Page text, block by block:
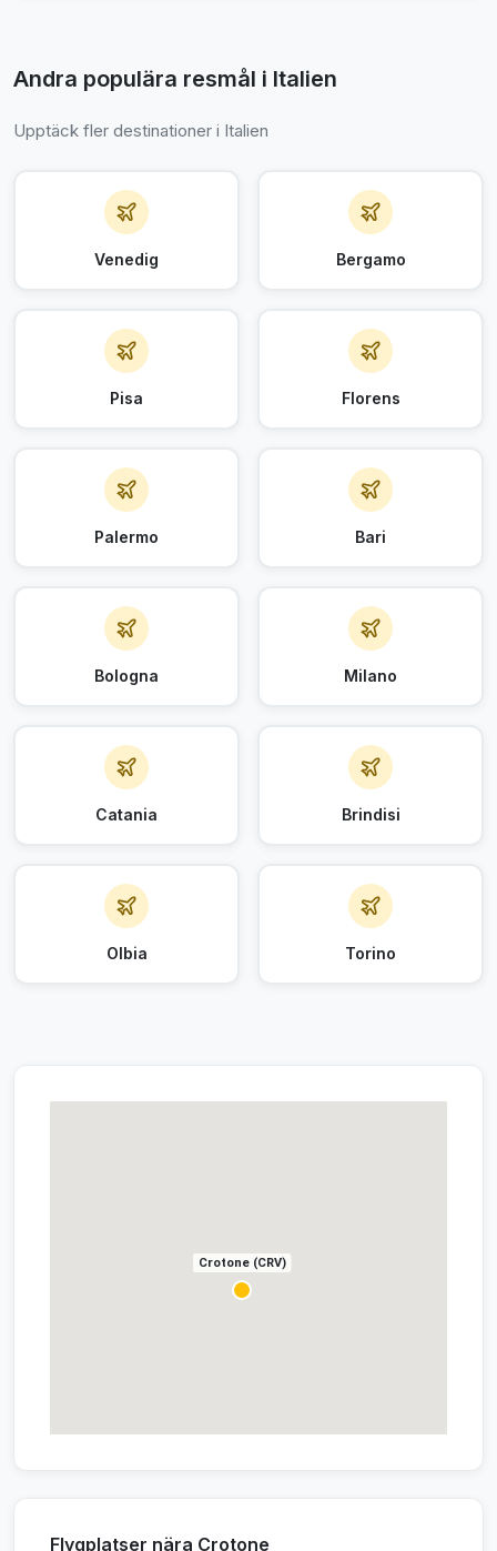
Andra populära resmål i Italien
Upptäck fler destinationer i Italien
Venedig Bergamo
Pisa Florens
Palermo Bari
Bologna Milano
Catania Brindisi
Olbia Torino
Crotone (CRV)
Flygplatser nära Crotone